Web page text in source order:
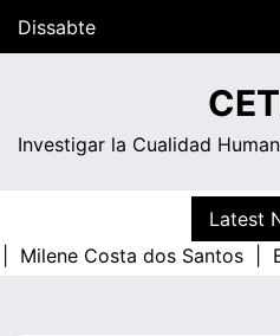
Dissabte
Investigar la Cualidad
Latest
Milene Costa dos Santos |